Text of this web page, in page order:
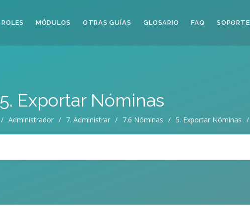
ROLES MÓDULOS OTRAS GUÍAS GLOSARIO FAQ SOPORTE
5. Exportar Nóminas
/ Administrador / 7. Administrar / 7.6 Nóminas / 5. Exportar Nóminas /